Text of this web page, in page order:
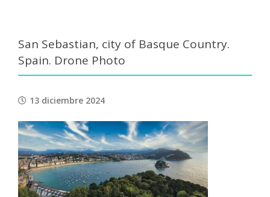
San Sebastian, city of Basque Country.
Spain. Drone Photo
13 diciembre 2024